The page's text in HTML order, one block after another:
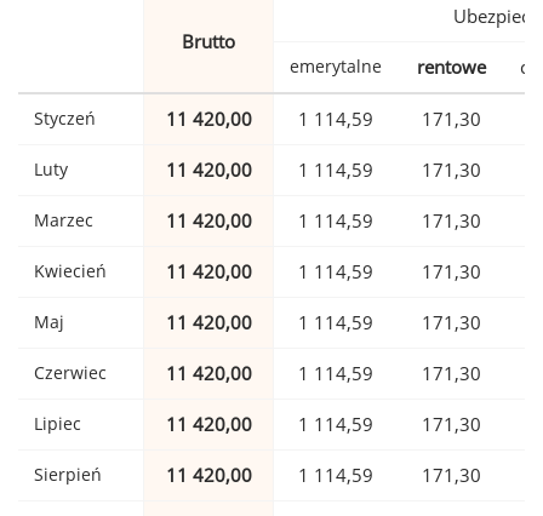
Brutto
emerytalne rentowe
Styczeń 11 420,00 1 114,59 171,30
Luty 11 420,00 1 114,59 171,30
Marzec 11 420,00 1 114,59 171,30
Kwiecień 11 420,00 1 114,59 171,30
Maj 11 420,00 1 114,59 171,30
Czerwiec 11 420,00 1 114,59 171,30
Lipiec 11 420,00 1 114,59 171,30
Sierpień 11 420,00 1 114,59 171,30